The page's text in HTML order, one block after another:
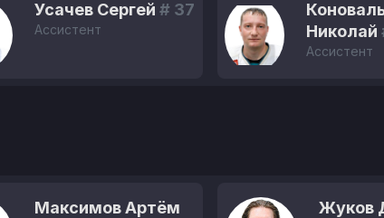
Усачев Сергей # 37
Ассистент
Николай
Ассистент
Максимов Артём Жуков